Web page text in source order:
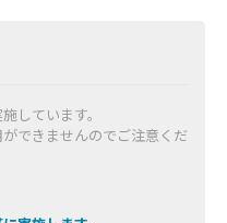
しています。
できませんのでご注意くだ